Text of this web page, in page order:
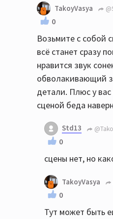
TakoyVasya
0
Возьмите с собой
всё станет сразу
нравится звук
обволакивающий
детали. Плюс у вас
сценой беда
Std13
0
сцены нет, но
TakoyVasya
0
Тут может быть